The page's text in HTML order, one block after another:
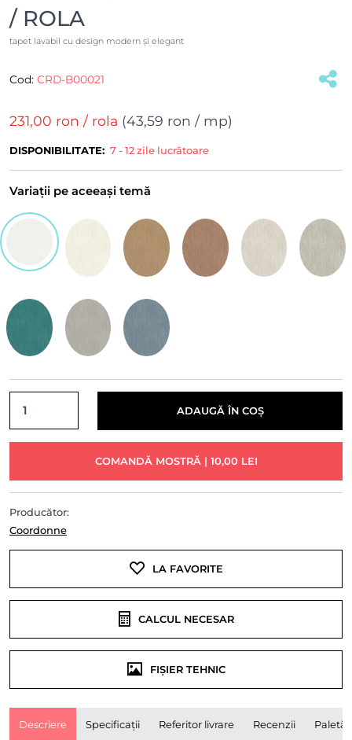
/ ROLA
tapet lavabil cu design modern și elegant
Cod: CRD-B00021
231,00 ron / rola (43,59 ron / mp)
DISPONIBILITATE: 7 - 12 zile lucrătoare
Variații pe aceeași temă
ADAUGĂ ÎN COȘ
COMANDĂ MOSTRĂ | 10,00 LEI
Producător:
Coordonne
LA FAVORITE
CALCUL NECESAR
FIȘIER TEHNIC
Descriere Specificații Referitor livrare Recenzii Paletă